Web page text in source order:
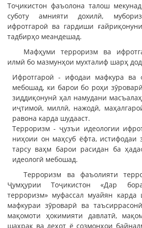
Тоҷикистон фаъолона талош
суботу амнияти дохилӣ,
ифротгароӣ ва гардиши
тадбирҳо меандешад.
Мафҳуми терроризм ва
илмӣ бо мазмунҳои мухталиф шарҳ
Ифротгароӣ - ифодаи мафкура ва
мебошад, ки барои бо роҳи
зиддиқонунӣ ҳал намудани
иҷтимоӣ, миллӣ, нажодӣ,
равона карда шудааст.
Терроризм - ҷузъи идеологии
ниҳоии он маҳсуб ёфта, истифодаи
тарсу ваҳм барои расидан ба
идеологӣ мебошад.
Терроризм ва фаъолияти
Ҷумҳурии Тоҷикистон «Дар
терроризм» муфассал муайян карда
мафкураи зӯроварӣ ва
мақомоти ҳокимияти давлатӣ,
шаҳрак ва деҳот ё созмонҳои